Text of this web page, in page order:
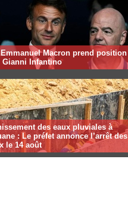
Emmanuel Macron prend position
Gianni Infantino
des eaux pluviales à
: Le préfet annonce l’arrêt des
le 14 août